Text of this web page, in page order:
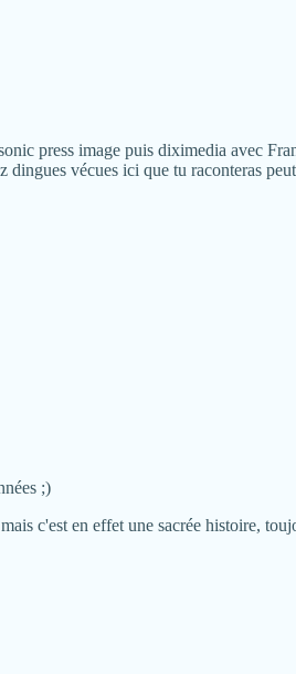
press image puis diximedia avec
vécues ici que tu raconteras
;)
c'est en effet une sacrée histoire,